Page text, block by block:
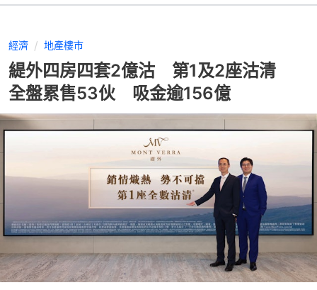
經濟 地產樓市
緹外四房四套2億沽 第1及2座沽清
全盤累售53伙 吸金逾156億